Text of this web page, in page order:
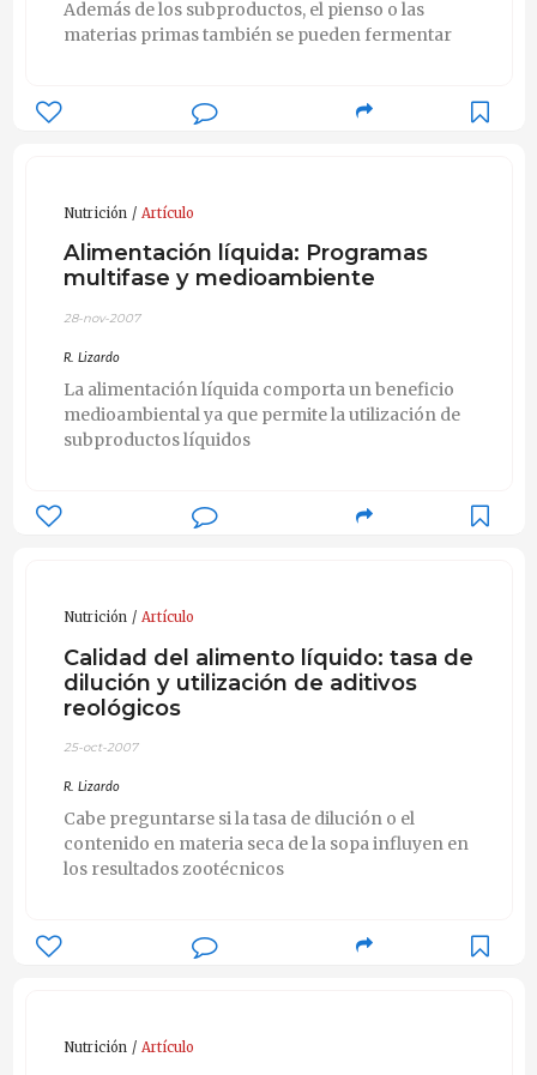
Además de los subproductos, el pienso o las
materias primas también se pueden fermentar
Nutrición Artículo
Alimentación líquida: Programas
multifase y medioambiente
28-nov-2007
R. Lizardo
La alimentación líquida comporta un beneficio
medioambiental ya que permite la utilización de
subproductos líquidos
Nutrición Artículo
Calidad del alimento líquido: tasa de
dilución y utilización de aditivos
reológicos
25-oct-2007
R. Lizardo
Cabe preguntarse si la tasa de dilución o el
contenido en materia seca de la sopa influyen en
los resultados zootécnicos
Nutrición Artículo